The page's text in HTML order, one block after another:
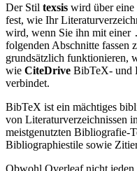
Der Stil texsis wird über
fest, wie Ihr
wird, wenn Sie ihn mit einer
folgenden Abschnitte fassen
grundsätzlich funktionieren,
wie CiteDrive BibTeX- und
verbindet.
BibTeX ist ein mächtiges
von Literaturverzeichnissen
meistgenutzten Bibliografie-
Bibliographiestile sowie
Obwohl Overleaf nicht